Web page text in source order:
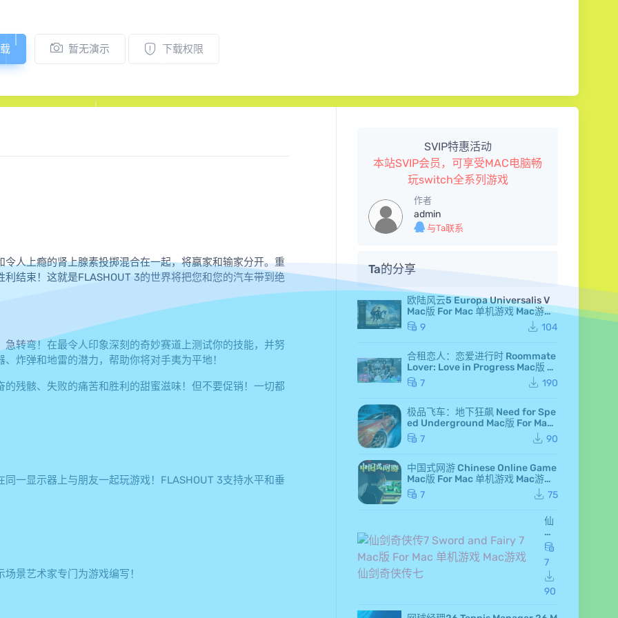
暂无演示 下载权限
人上瘾的肾上腺素投掷混合在一起，将赢家和输家分开。重
结束！这就是FLASHOUT 3的世界将把您和您的汽车带到绝
转弯！在最令人印象深刻的奇妙赛道上测试你的技能，并努
炸弹和地雷的潜力，帮助你将对手夷为平地！
残骸、失败的痛苦和胜利的甜蜜滋味！但不要促销！一切都
一显示器上与朋友一起玩游戏！FLASHOUT 3支持水平和垂
景艺术家专门为游戏编写！
SVIP特惠活动
本站SVIP会员，可享受MAC电脑畅
玩switch全系列游戏
作者
admin
与Ta联系
Ta的分享
欧陆风云5 Europa Universalis V
Mac版 For Mac 单机游戏 Mac游戏
高级白金版 全DLC版
9 104
合租恋人：恋爱进行时 Roommate
Lover: Love in Progress Mac版 Fo
r Mac GameStart Mac游戏
7 190
极品飞车：地下狂飙 Need for Spe
ed Underground Mac版 For Mac
极品飞车7 Mac游戏
7 90
中国式网游 Chinese Online Game
Mac版 For Mac 单机游戏 Mac游戏
MMOSimulator
7 75
仙
剑
奇
侠
传
7 S
wo
rd
7
90